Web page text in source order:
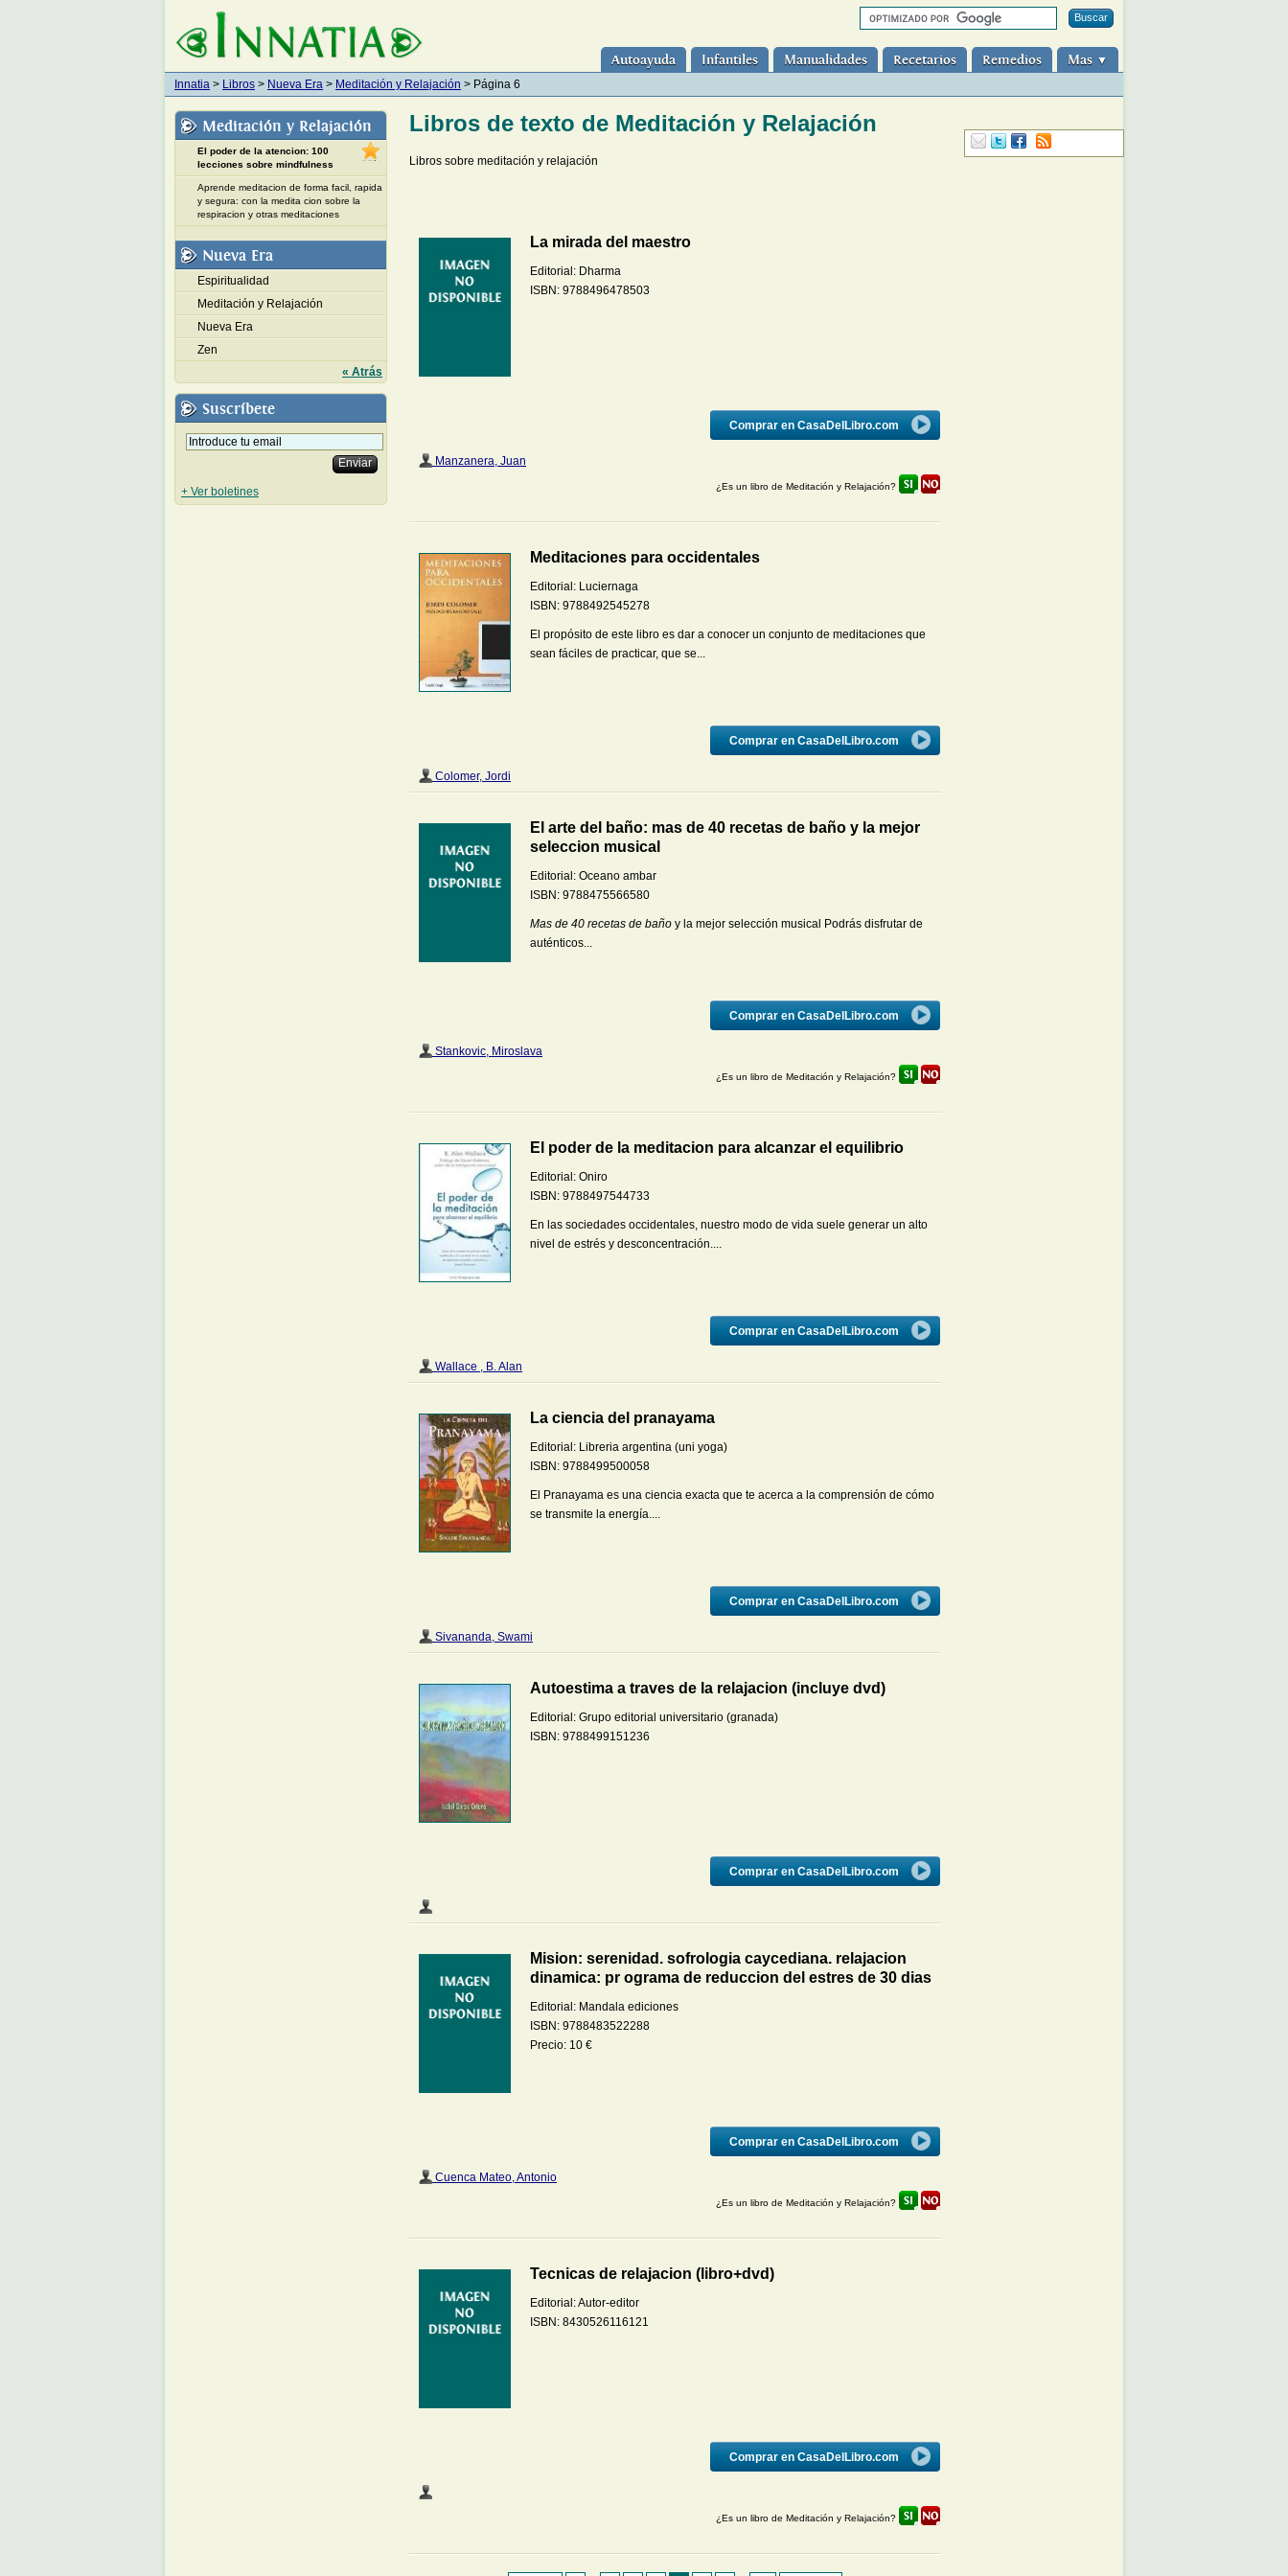
Autoayuda Infantiles Manualidades Recetarios Remedios Mas ▼
Innatia > Libros > Nueva Era > Meditación y Relajación > Página 6
Libros de texto de Meditación y Relajación
Libros sobre meditación y relajación
La mirada del maestro
Editorial: Dharma
ISBN: 9788496478503
Comprar en CasaDelLibro.com
Manzanera, Juan
¿Es un libro de Meditación y Relajación?
Meditaciones para occidentales
Editorial: Luciernaga
ISBN: 9788492545278
El propósito de este libro es dar a conocer un conjunto de meditaciones que
sean fáciles de practicar, que se...
Comprar en CasaDelLibro.com
Colomer, Jordi
El arte del baño: mas de 40 recetas de baño y la mejor
seleccion musical
Editorial: Oceano ambar
ISBN: 9788475566580
Mas de 40 recetas de baño y la mejor selección musical Podrás disfrutar de
auténticos...
Comprar en CasaDelLibro.com
Stankovic, Miroslava
¿Es un libro de Meditación y Relajación?
El poder de la meditacion para alcanzar el equilibrio
Editorial: Oniro
ISBN: 9788497544733
En las sociedades occidentales, nuestro modo de vida suele generar un alto
nivel de estrés y desconcentración....
Comprar en CasaDelLibro.com
Wallace , B. Alan
La ciencia del pranayama
Editorial: Libreria argentina (uni yoga)
ISBN: 9788499500058
El Pranayama es una ciencia exacta que te acerca a la comprensión de cómo
se transmite la energía....
Comprar en CasaDelLibro.com
Sivananda, Swami
Autoestima a traves de la relajacion (incluye dvd)
Editorial: Grupo editorial universitario (granada)
ISBN: 9788499151236
Comprar en CasaDelLibro.com
Mision: serenidad. sofrologia caycediana. relajacion
dinamica: pr ograma de reduccion del estres de 30 dias
Editorial: Mandala ediciones
ISBN: 9788483522288
Precio: 10 €
Comprar en CasaDelLibro.com
Cuenca Mateo, Antonio
¿Es un libro de Meditación y Relajación?
Tecnicas de relajacion (libro+dvd)
Editorial:Autor-editor
ISBN: 8430526116121
Comprar en CasaDelLibro.com
¿Es un libro de Meditación y Relajación?
Meditación y Relajación
El poder de la atencion: 100
lecciones sobre mindfulness
Aprende meditacion de forma facil, rapida
y segura: con la medita cion sobre la
respiracion y otras meditaciones
Nueva Era
Espiritualidad
Meditación y Relajación
Nueva Era
Zen
« Atrás
Suscríbete
+ Ver boletines